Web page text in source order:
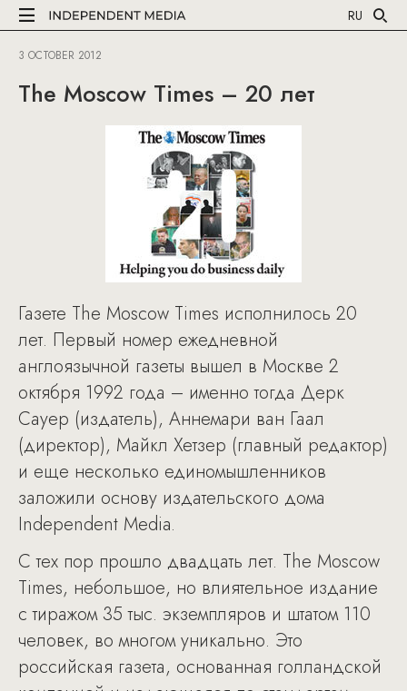
RU
3 OCTOBER 2012
The Moscow Times – 20 лет
Газете The Moscow Times исполнилось 20
лет. Первый номер ежедневной
англоязычной газеты вышел в Москве 2
октября 1992 года – именно тогда Дерк
Сауер (издатель), Аннемари ван Гаал
(директор), Майкл Хетзер (главный редактор)
и еще несколько единомышленников
заложили основу издательского дома
Independent Media.
С тех пор прошло двадцать лет. The Moscow
Times, небольшое, но влиятельное издание
с тиражом 35 тыс. экземпляров и штатом 110
человек, во многом уникально. Это
российская газета, основанная голландской